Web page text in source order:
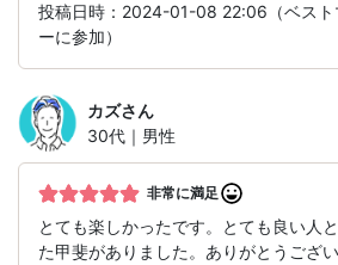
投稿日時：2024-01-08 22:06（ベスト
ーに参加）
カズさん
30代｜男性
非常に満足
とても楽しかったです。とても良い人
た甲斐がありました。ありがとうござい